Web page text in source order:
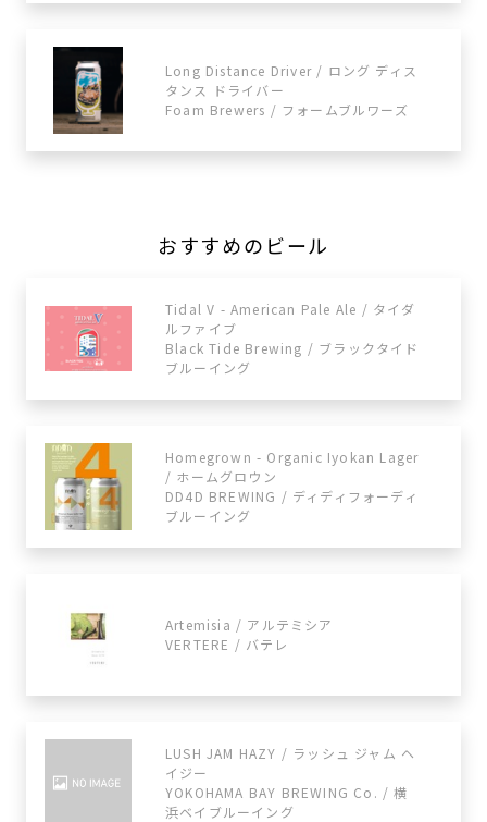
Long Distance Driver / ロング ディス
タンス ドライバー
Foam Brewers / フォームブルワーズ
おすすめのビール
Tidal V - American Pale Ale / タイダ
ルファイブ
Black Tide Brewing / ブラックタイド
ブルーイング
Homegrown - Organic Iyokan Lager
/ ホームグロウン
DD4D BREWING / ディディフォーディ
ブルーイング
Artemisia / アルテミシア
VERTERE / バテレ
LUSH JAM HAZY / ラッシュ ジャム ヘ
イジー
YOKOHAMA BAY BREWING Co. / 横
浜ベイブルーイング